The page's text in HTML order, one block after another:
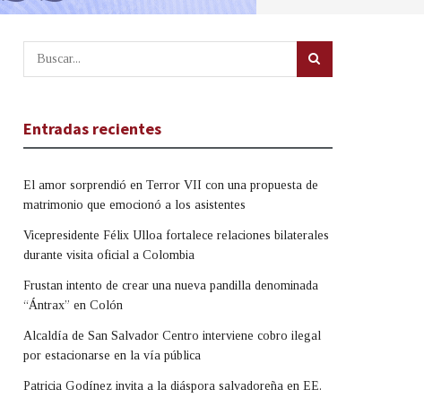
Entradas recientes
El amor sorprendió en Terror VII con una propuesta de
matrimonio que emocionó a los asistentes
Vicepresidente Félix Ulloa fortalece relaciones bilaterales
durante visita oficial a Colombia
Frustan intento de crear una nueva pandilla denominada
“Ántrax” en Colón
Alcaldía de San Salvador Centro interviene cobro ilegal
por estacionarse en la vía pública
Patricia Godínez invita a la diáspora salvadoreña en EE.